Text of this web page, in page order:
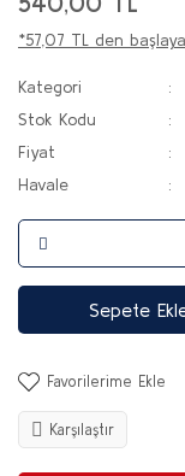
*57,07 TL den
Kategori
Stok Kodu
Fiyat
Havale
Sepete
Karşılaştır